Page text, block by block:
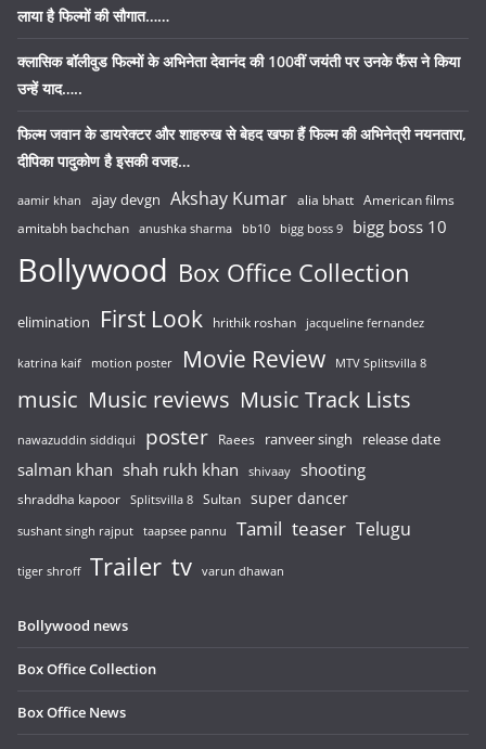
लाया है फिल्मों की सौगात……
क्लासिक बॉलीवुड फिल्मों के अभिनेता देवानंद की 100वीं जयंती पर उनके फैंस ने किया
उन्हें याद…..
फिल्म जवान के डायरेक्टर और शाहरुख से बेहद खफा हैं फिल्म की अभिनेत्री नयनतारा,
दीपिका पादुकोण है इसकी वजह…
aamir khan ajay devgn Akshay Kumar alia bhatt American films
amitabh bachchan anushka sharma bb10 bigg boss 9 bigg boss 10
Bollywood Box Office Collection
elimination First Look hrithik roshan jacqueline fernandez
katrina kaif motion poster Movie Review MTV Splitsvilla 8
music Music reviews Music Track Lists
nawazuddin siddiqui poster Raees ranveer singh release date
salman khan shah rukh khan shivaay shooting
shraddha kapoor Splitsvilla 8 Sultan super dancer
sushant singh rajput taapsee pannu Tamil teaser Telugu
tiger shroff Trailer tv varun dhawan
Bollywood news
Box Office Collection
Box Office News